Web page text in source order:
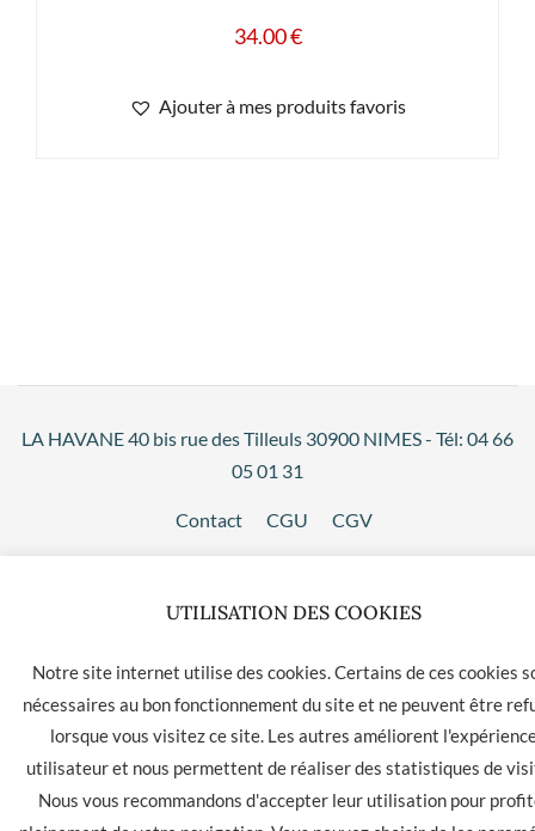
34.00€
Ajouter à mes produits favoris
LA HAVANE 40 bis rue des Tilleuls 30900 NIMES - Tél: 04 66
05 01 31
Contact CGU CGV
UTILISATION DES COOKIES
Notre site internet utilise des cookies. Certains de ces cookies
nécessaires au bon fonctionnement du site et ne peuvent être
lorsque vous visitez ce site. Les autres améliorent
utilisateur et nous permettent de réaliser des statistiques de
Nous vous recommandons d'accepter leur utilisation pour